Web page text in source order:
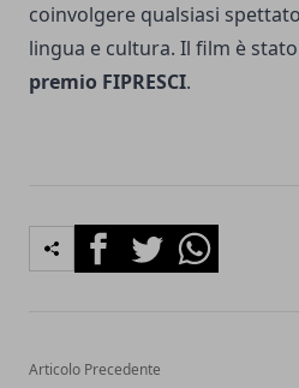
coinvolgere qualsiasi
lingua e cultura. Il film è
premio FIPRESCI.
FacebookTwitterWhatsapp
Articolo Precedente